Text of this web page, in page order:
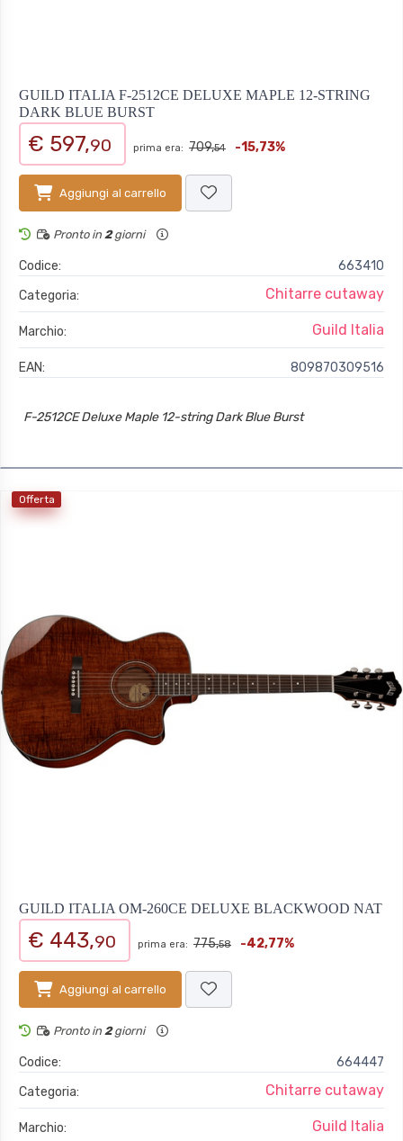
GUILD ITALIA F-2512CE DELUXE MAPLE 12-STRING
DARK BLUE BURST
€ 597,90 prima era: 709,54 -15,73%
Aggiungi al carrello
Pronto in 2giorni
Codice:
663410
Categoria:
Chitarre cutaway
Marchio: Guild Italia
EAN: 809870309516
F-2512CE Deluxe Maple 12-string Dark Blue Burst
Offerta
GUILD ITALIA OM-260CE DELUXE BLACKWOOD NAT
€ 443,90 prima era: 775,58 -42,77%
Aggiungi al carrello
Pronto in 2giorni
Codice:
664447
Categoria:
Chitarre cutaway
Marchio: Guild Italia